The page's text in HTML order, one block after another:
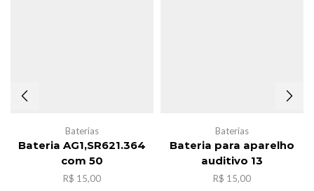
Baterias
Bateria AG1,SR621.364
com 50
R$ 15,00
Baterias
Bateria para aparelho
auditivo 13
R$ 15,00